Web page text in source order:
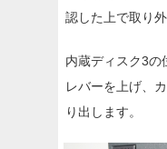
認した上で取り
内蔵ディスク3の
レバーを上げ、
り出します。